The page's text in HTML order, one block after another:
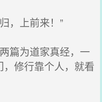
，上前来！”
篇为道家真经，一
修行靠个人，就看